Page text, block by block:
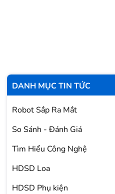
DANH MỤC TIN TỨC
Robot Sắp Ra Mắt
So Sánh - Đánh Giá
Tìm Hiểu Công Nghệ
HDSD Loa
HDSD Phụ kiện